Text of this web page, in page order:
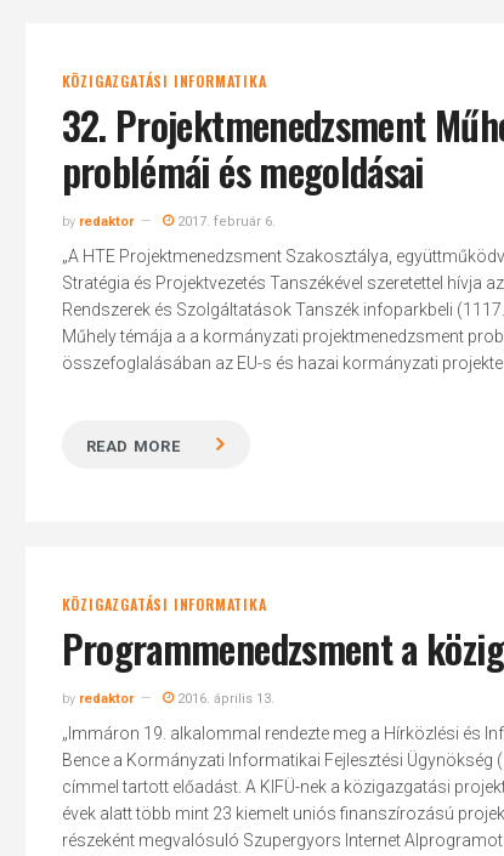
KÖZIGAZGATÁSI INFORMATIKA
32. Projektmenedzsment
problémái és megoldásai
by redaktor 2017. február 6.
„A HTE Projektmenedzsment Szakosztálya,
Stratégia és Projektvezetés Tanszékével szeretettel hívja
Rendszerek és Szolgáltatások Tanszék infoparkbeli
Műhely témája a a kormányzati projektmenedzsment
összefoglalásában az EU-s és hazai kormányzati
READ MORE
KÖZIGAZGATÁSI INFORMATIKA
Programmenedzsment a
by redaktor 2016. április 13.
„Immáron 19. alkalommal rendezte meg a Hírközlési és
Bence a Kormányzati Informatikai Fejlesztési
címmel tartott előadást. A KIFÜ-nek a közigazgatási
évek alatt több mint 23 kiemelt uniós finanszírozású
részeként megvalósuló Szupergyors Internet